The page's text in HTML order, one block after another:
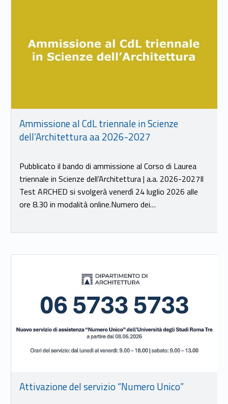
Ammissione al CdL triennale in Scienze
dell’Architettura aa 2026-2027
Pubblicato il bando di ammissione al Corso di Laurea
triennale in Scienze dell’Architettura | a.a. 2026-2027Il
Test ARCHED si svolgerà venerdì 24 luglio 2026 alle
ore 8.30 in modalità online.Numero dei…
Link identifier #identifier__7208-17
Attivazione del servizio “Numero Unico”